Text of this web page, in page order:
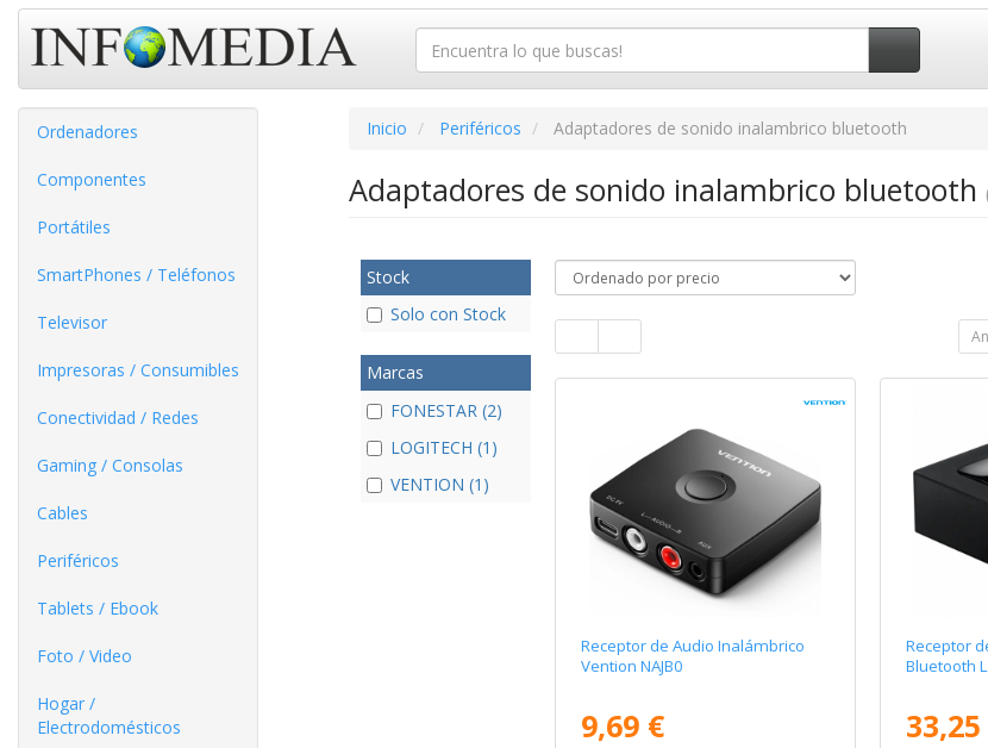
Ordenadores
Componentes
Portátiles
SmartPhones / Teléfonos
Televisor
Impresoras / Consumibles
Conectividad / Redes
Gaming / Consolas
Cables
Periféricos
Tablets / Ebook
Foto / Video
Hogar /
Electrodomésticos
Inicio Periféricos Adaptadores de sonido inalambrico bluetooth
Adaptadores de sonido inalambrico bluetooth
Stock
Solo con Stock
Marcas
FONESTAR (2)
LOGITECH (1)
VENTION (1)
Receptor de Audio Inalámbrico
Vention NAJB0
9,69 €
Receptor
Bluetooth